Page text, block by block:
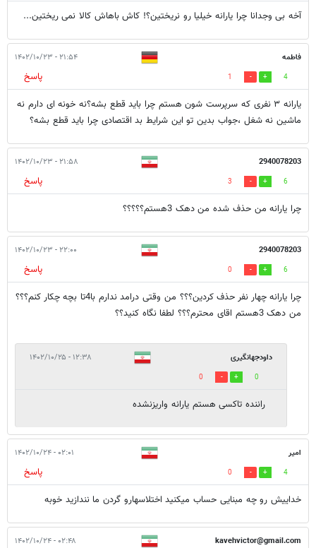
آخه بی وجدانا چرا یارانه خیلیا رو نریختین؟! کاش باهاش کالا نمی ریختین...
فاطمه ۲۱:۵۴ - ۱۴۰۲/۱۰/۲۳
4
1
پاسخ
یارانه ۳ نفری که سرپرست شون هستم چرا باید قطع بشه؟نه خونه ای دارم نه
ماشین نه شغل ،جواب بدین تو این شرایط بد اقتصادی چرا باید قطع بشه؟
2940078203 ۲۱:۵۸ - ۱۴۰۲/۱۰/۲۳
6
3
پاسخ
چرا یارانه من حذف شده من دهک 3هستم؟؟؟؟؟
2940078203 ۲۲:۰۰ - ۱۴۰۲/۱۰/۲۳
6
0
پاسخ
چرا یارانه چهار نفر حذف کردین؟؟؟ من وقتی درامد ندارم با4تا بچه چکار کنم؟؟؟
من دهک 3هستم اقای محترم؟؟؟ لطفا نگاه کنید؟؟
داودجهانگیری ۱۲:۳۸ - ۱۴۰۲/۱۰/۲۵
0
0
راننده تاکسی هستم یارانه واریزنشده
امیر ۰۲:۰۱ - ۱۴۰۲/۱۰/۲۴
4
0
پاسخ
خداییش رو چه مبنایی حساب میکنید اختلاسهارو گردن ما نندازید خوبه
kavehvictor@gmail.com ۰۲:۴۸ - ۱۴۰۲/۱۰/۲۴